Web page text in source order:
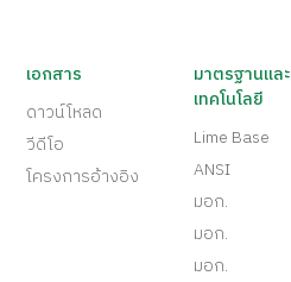
เอกสาร
ดาวน์โหลด
วีดีโอ
โครงการอ้างอิง
มาตรฐานและ
เทคโนโลยี
Lime Base
ANSI
มอก.
มอก.
มอก.